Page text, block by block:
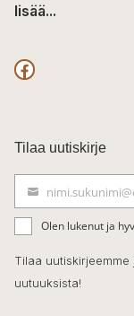
lisää...
F
c
e
b
o
o
k
Tilaa uutiskirje
ä
h
k
Olen lukenut ja
Tilaa
uutuuksista!